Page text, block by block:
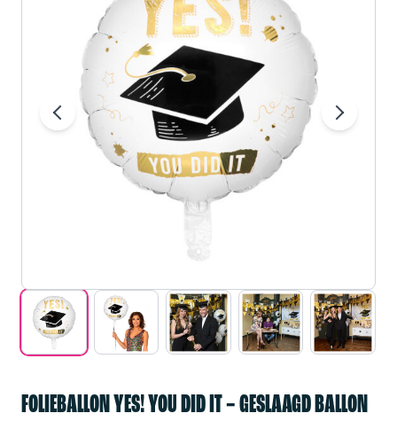
FOLIEBALLON YES! YOU DID IT – GESLAAGD BALLON